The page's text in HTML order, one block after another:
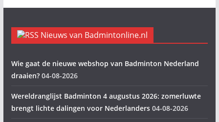
Nieuws van Badmintonline.nl
Wie gaat de nieuwe webshop van Badminton Nederland
draaien? 04-08-2026
Wereldranglijst Badminton 4 augustus 2026: zomerluwte
brengt lichte dalingen voor Nederlanders 04-08-2026